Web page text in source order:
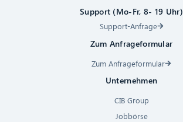
Support (Mo-Fr, 8- 19 Uhr)
Support-Anfrage
Zum Anfrageformular
Zum Anfrageformular
Unternehmen
CIB Group
Jobbörse